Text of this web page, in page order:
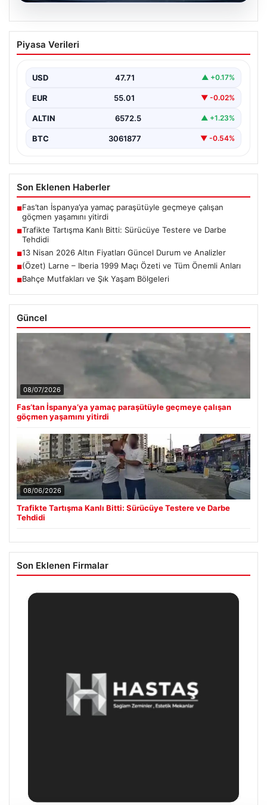
Trafikte Tartışma Kanlı Bitti: Sürücüye
Testere ve Darbe Tehdidi
bir tartışma, şiddet olayına dönüştü. Olay sırasında bir…
Piyasa Verileri
USD 47.71 ▲ +0.17%
EUR 55.01 ▼ -0.02%
ALTIN 6572.5 ▲ +1.23%
BTC 3061877 ▼ -0.54%
Son Eklenen Haberler
■Fas’tan İspanya’ya yamaç paraşütüyle geçmeye çalışan
göçmen yaşamını yitirdi
■Trafikte Tartışma Kanlı Bitti: Sürücüye Testere ve Darbe
Tehdidi
■13 Nisan 2026 Altın Fiyatları Güncel Durum ve Analizler
■(Özet) Larne – Iberia 1999 Maçı Özeti ve Tüm Önemli Anları
■Bahçe Mutfakları ve Şık Yaşam Bölgeleri
Güncel
08/07/2026
Fas’tan İspanya’ya yamaç paraşütüyle geçmeye çalışan
göçmen yaşamını yitirdi
08/06/2026
Trafikte Tartışma Kanlı Bitti: Sürücüye Testere ve Darbe
Tehdidi
Son Eklenen Firmalar